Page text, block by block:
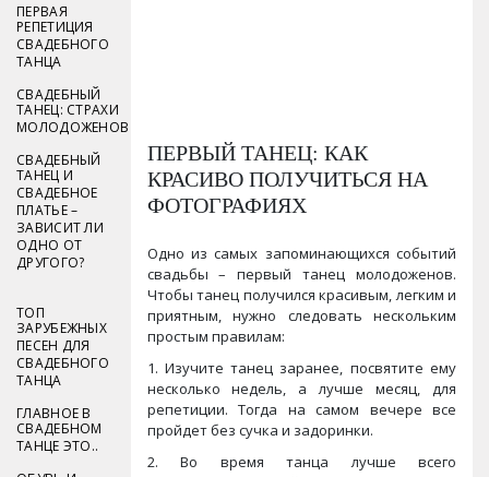
ПЕРВЫЙ ТАНЕЦ: КАК
КРАСИВО ПОЛУЧИТЬСЯ НА
ФОТОГРАФИЯХ
Одно из самых запоминающихся событий
свадьбы – первый танец молодоженов.
Чтобы танец получился красивым, легким и
приятным, нужно следовать нескольким
простым правилам:
1. Изучите танец заранее, посвятите ему
несколько недель, а лучше месяц, для
репетиции. Тогда на самом вечере все
пройдет без сучка и задоринки.
2. Во время танца лучше всего
ПЕРВАЯ
РЕПЕТИЦИЯ
СВАДЕБНОГО
ТАНЦА
СВАДЕБНЫЙ
ТАНЕЦ: СТРАХИ
МОЛОДОЖЕНОВ
СВАДЕБНЫЙ
ТАНЕЦ И
СВАДЕБНОЕ
ПЛАТЬЕ –
ЗАВИСИТ ЛИ
ОДНО ОТ
ДРУГОГО?
ТОП
ЗАРУБЕЖНЫХ
ПЕСЕН ДЛЯ
СВАДЕБНОГО
ТАНЦА
ГЛАВНОЕ В
СВАДЕБНОМ
ТАНЦЕ ЭТО..